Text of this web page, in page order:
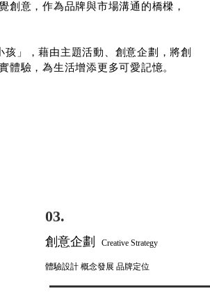
創意，作為品牌與市場溝通的橋樑，
孩 」，藉由主題活動、創意企劃，將創
體驗，為生活增添更多可愛記憶。
03.
創意企劃​ Creative Strategy
體驗設計 概念發展 品牌定位